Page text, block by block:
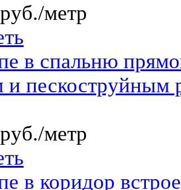
метр
в спальню
и пескоструйным
метр
в коридор